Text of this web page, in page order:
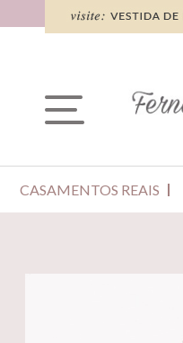
CASAMENTOS REAIS